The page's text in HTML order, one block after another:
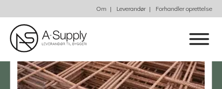
Om Leverandør Forhandler oprettelse